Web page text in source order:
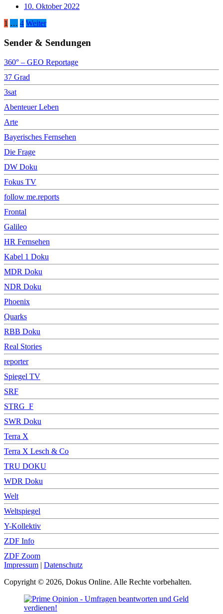
10. Oktober 2022
Seitennummerierung
der
Beiträge
1 … 4 Weiter
Sender & Sendungen
360° – GEO Reportage
37 Grad
3sat
Abenteuer Leben
Arte
Bayerisches Fernsehen
Die Frage
DW Doku
Fokus TV
follow me.reports
Frontal
Galileo
HR Fernsehen
Kabel 1 Doku
MDR Doku
NDR Doku
Phoenix
Quarks
RBB Doku
Real Stories
reporter
Spiegel TV
SRF
STRG_F
SWR Doku
Terra X
Terra X Lesch & Co
TRU DOKU
WDR Doku
Welt
Weltspiegel
Y-Kollektiv
ZDF Info
ZDF Zoom
Impressum | Datenschutz
Copyright © 2026, Dokus Online. Alle Rechte vorbehalten.